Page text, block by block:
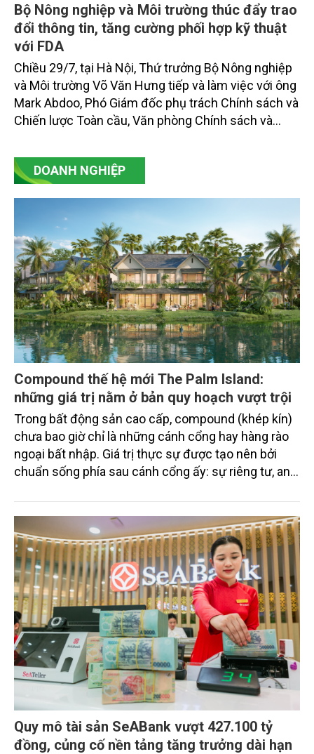
Bộ Nông nghiệp và Môi trường thúc đẩy trao
đổi thông tin, tăng cường phối hợp kỹ thuật
với FDA
Chiều 29/7, tại Hà Nội, Thứ trưởng Bộ Nông nghiệp
và Môi trường Võ Văn Hưng tiếp và làm việc với ông
Mark Abdoo, Phó Giám đốc phụ trách Chính sách và
Chiến lược Toàn cầu, Văn phòng Chính sách và
và Dược phẩm Hoa Kỳ (FDA).
DOANH NGHIỆP
Compound thế hệ mới The Palm Island:
những giá trị nằm ở bản quy hoạch vượt trội
Trong bất động sản cao cấp, compound (khép kín)
chưa bao giờ chỉ là những cánh cổng hay hàng rào
ngoại bất nhập. Giá trị thực sự được tạo nên bởi
chuẩn sống phía sau cánh cổng ấy: sự riêng tư, an
vụ được thiết kế dành riêng cho họ.
Quy mô tài sản SeABank vượt 427.100 tỷ
đồng, củng cố nền tảng tăng trưởng dài hạn